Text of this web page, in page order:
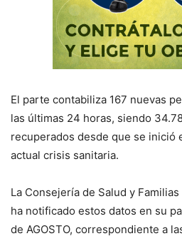
El parte contabiliza 167 nuevas
las últimas 24 horas, siendo
recuperados desde que se inició
actual crisis sanitaria.
La Consejería de Salud y
ha notificado estos datos en su
de AGOSTO, correspondiente a